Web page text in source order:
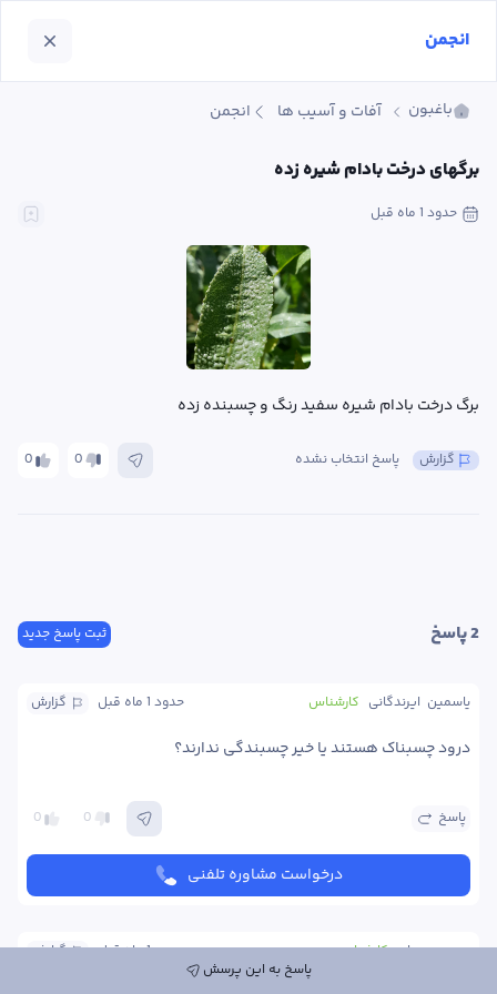
باغبون آفات و آسیب ها انجمن
برگهای درخت بادام شیره زده
حدود 1 ماه قبل
برگ درخت بادام شیره سفید رنگ و چسبنده زده
0 0 پاسخ انتخاب نشده گزارش
ثبت پاسخ جدید 2 پاسخ
گزارش حدود 1 ماه قبل کارشناس یاسمین  ایرندگانی
درود چسبناک هستند یا خیر چسبندگی ندارند؟
0 0 پاسخ
درخواست مشاوره تلفنی
گزارش حدود 1 ماه قبل کارشناس پوریه پوریان
پاسخ به این پرسش
انجمن